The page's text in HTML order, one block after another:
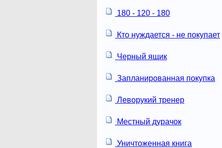
180 - 120 - 180
Кто нуждается - не покупает
Черный ящик
Запланированная покупка
Леворукий тренер
Местный дурачок
Уничтоженная книга